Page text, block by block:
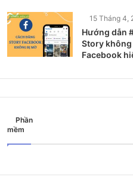
15 Tháng 4,
Hướng dẫn
Story
Facebook
Phần
mềm